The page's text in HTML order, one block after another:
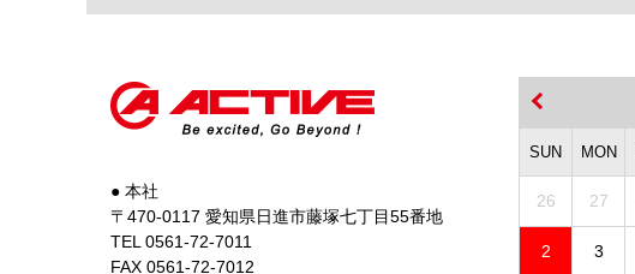
● 本社
〒470-0117 愛知県日進市藤塚七丁目55番地
TEL 0561-72-7011
FAX 0561-72-7012
SUN MON
26 27
2 3